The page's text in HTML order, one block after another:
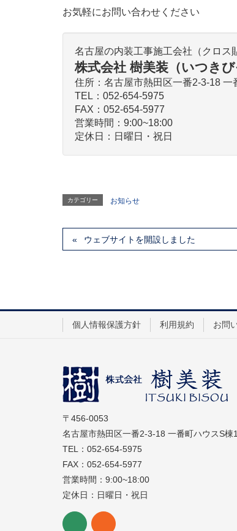
お気軽にお問い合わせください
名古屋の内装工事施工会社（クロス
株式会社 樹美装（いつきび
住所：名古屋市熱田区一番2-3-18 一
TEL：052-654-5975
FAX：052-654-5977
営業時間：9:00~18:00
定休日：日曜日・祝日
カテゴリー お知らせ
ウェブサイトを開設しました
個人情報保護方針 利用規約 お問
〒456-0053
名古屋市熱田区一番2-3-18 一番町ハウスS棟
TEL：052-654-5975
FAX：052-654-5977
営業時間：9:00~18:00
定休日：日曜日・祝日